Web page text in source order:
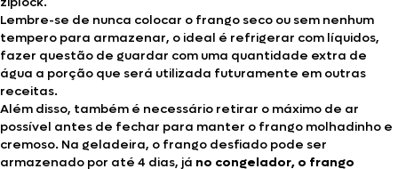
Lembre-se de nunca colocar o frango seco ou sem nenhum
tempero para armazenar, o ideal é refrigerar com líquidos,
fazer questão de guardar com uma quantidade extra de
água a porção que será utilizada futuramente em outras
receitas.
Além disso, também é necessário retirar o máximo de ar
possível antes de fechar para manter o frango molhadinho e
cremoso. Na geladeira, o frango desfiado pode ser
armazenado por até 4 dias, já no congelador, o frango